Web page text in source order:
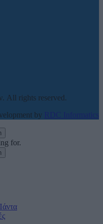
All rights reserved.
by RDC Informatics
for.